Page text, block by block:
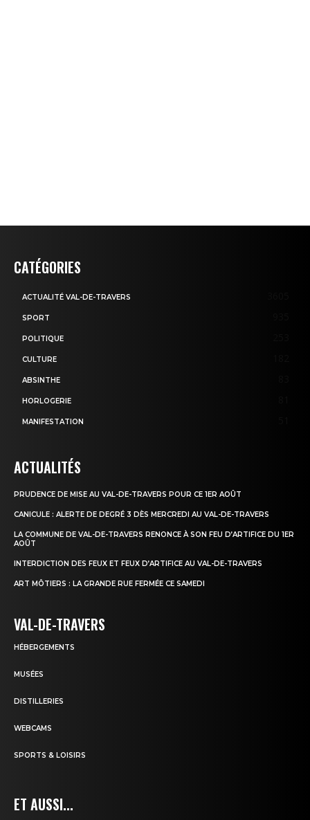
CATÉGORIES
ACTUALITÉ VAL-DE-TRAVERS
SPORT
POLITIQUE
CULTURE
ABSINTHE
HORLOGERIE
MANIFESTATION
ACTUALITÉS
PRUDENCE DE MISE AU VAL-DE-TRAVERS POUR CE 1ER AOÛT
CANICULE : ALERTE DE DEGRÉ 3 DÈS MERCREDI AU VAL-DE-TRAVERS
LA COMMUNE DE VAL-DE-TRAVERS RENONCE À SON FEU D’ARTIFICE DU 1ER
AOÛT
INTERDICTION DES FEUX ET FEUX D’ARTIFICE AU VAL-DE-TRAVERS
ART MÔTIERS : LA GRANDE RUE FERMÉE CE SAMEDI
VAL-DE-TRAVERS
HÉBERGEMENTS
MUSÉES
DISTILLERIES
WEBCAMS
SPORTS & LOISIRS
ET AUSSI...